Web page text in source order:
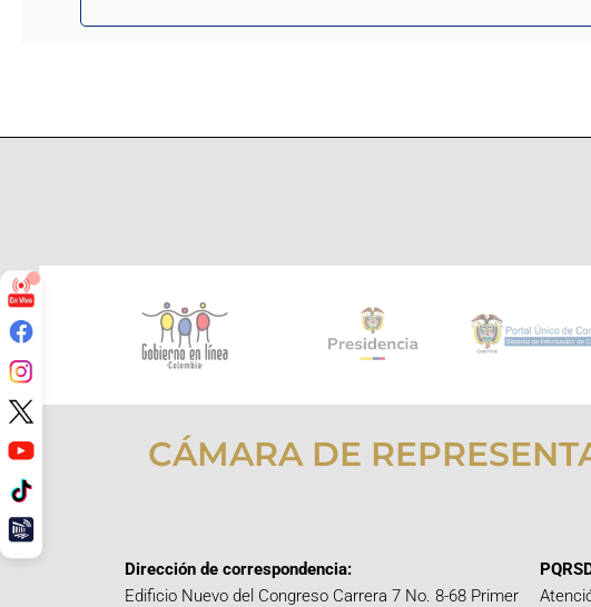
CÁMARA DE
Dirección de correspondencia:
Edificio Nuevo del Congreso Carrera 7 No. 8-68 Primer